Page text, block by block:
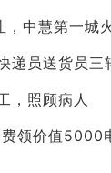
，中慧第一城
递员送货员三
，照顾病人
领价值5000